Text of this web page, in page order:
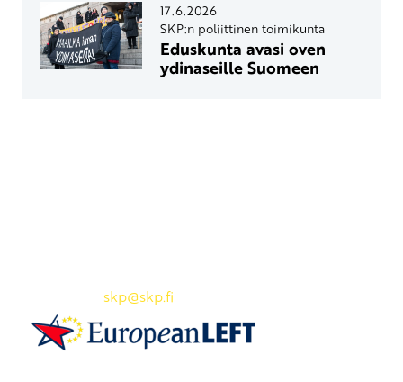
17.6.2026
SKP:n poliittinen toimikunta
Eduskunta avasi oven
ydinaseille Suomeen
skp@skp.fi